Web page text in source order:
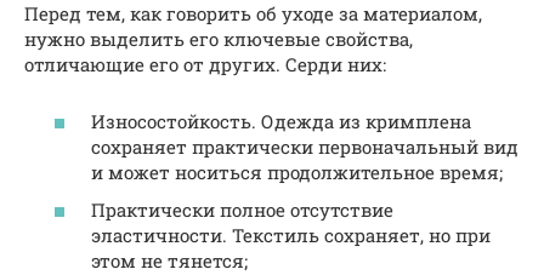
Перед тем, как говорить об уходе за материалом,
нужно выделить его ключевые свойства,
отличающие его от других. Серди них:
Износостойкость. Одежда из кримплена
сохраняет практически первоначальный вид
и может носиться продолжительное время;
Практически полное отсутствие
эластичности. Текстиль сохраняет, но при
этом не тянется;